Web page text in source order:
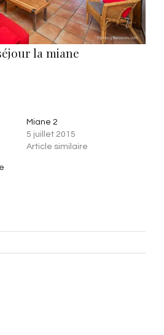
la miane
Miane 2
5 juillet 2015
Article similaire